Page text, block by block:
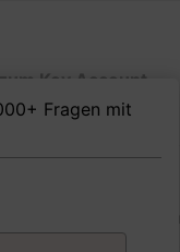
Key Account
Fragen mit